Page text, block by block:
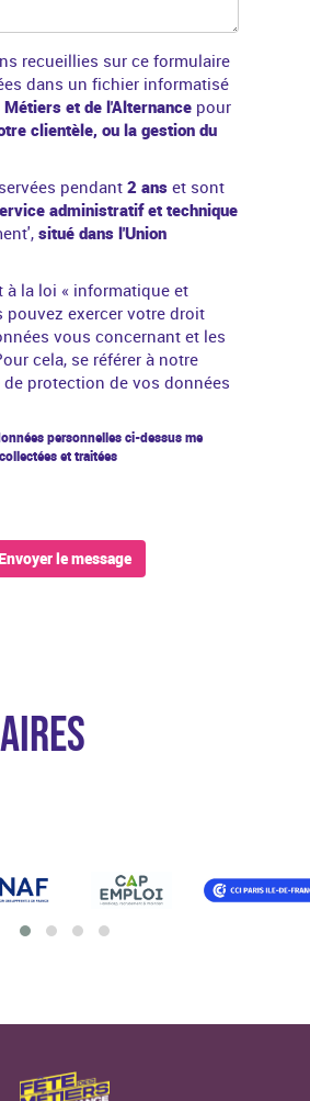
recueillies sur ce formulaire
dans un fichier informatisé
et de l'Alternance pour
clientèle, ou la gestion du
pendant 2 ans et sont
administratif et technique
situé dans l'Union
à la loi « informatique et
pouvez exercer votre droit
vous concernant et les
cela, se référer à notre
protection de vos données
personnelles ci-dessus me
et traitées
le message